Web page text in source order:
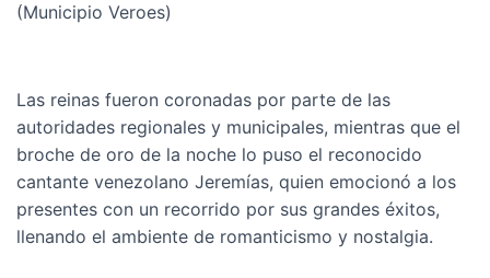
(Municipio Veroes)
Las reinas fueron coronadas por parte de las
autoridades regionales y municipales, mientras que el
broche de oro de la noche lo puso el reconocido
cantante venezolano Jeremías, quien emocionó a los
presentes con un recorrido por sus grandes éxitos,
llenando el ambiente de romanticismo y nostalgia.